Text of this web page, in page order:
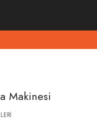
Makinesi